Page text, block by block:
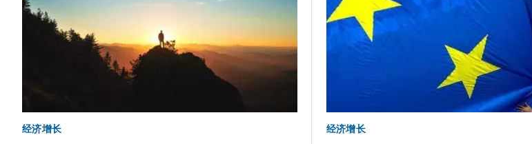
经济增长 经济增长